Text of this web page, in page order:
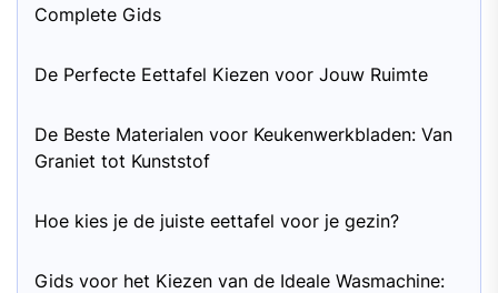
Complete Gids
De Perfecte Eettafel Kiezen voor Jouw Ruimte
De Beste Materialen voor Keukenwerkbladen: Van
Graniet tot Kunststof
Hoe kies je de juiste eettafel voor je gezin?
Gids voor het Kiezen van de Ideale Wasmachine: